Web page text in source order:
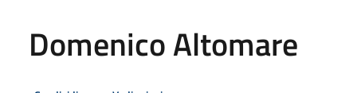
Domenico Altomare